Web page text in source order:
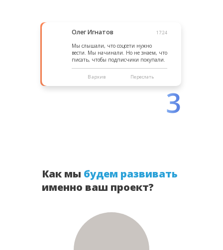
Олег Игнатов 17:24
Мы слышали, что соцсети нужно
вести. Мы начинали. Но не знаем, что
писать, чтобы подписчики покупали.
В архив Переслать
3
Как мы будем развивать
именно ваш проект?